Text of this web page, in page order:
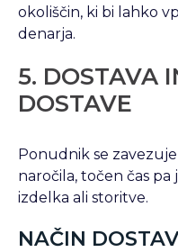
okoliščin, ki bi lahko
denarja.
5. DOSTAVA
DOSTAVE
Ponudnik se
naročila, točen čas
izdelka ali storitve.
NAČIN